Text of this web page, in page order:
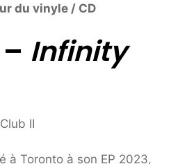
du vinyle / CD
Infinity
à Toronto à son EP 2023,